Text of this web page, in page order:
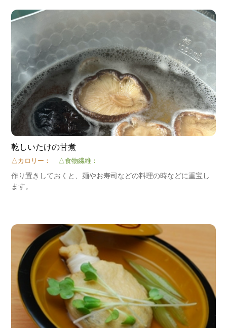
乾しいたけの甘煮
△カロリー： △食物繊維：
作り置きしておくと、麺やお寿司などの料理の時などに重宝し
ます。